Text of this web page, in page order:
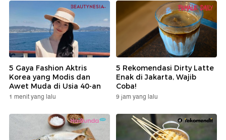
5 Gaya Fashion Aktris
Korea yang Modis dan
Awet Muda di Usia 40-an
1 menit yang lalu
5 Rekomendasi Dirty Latte
Enak di Jakarta, Wajib
Coba!
9 jam yang lalu